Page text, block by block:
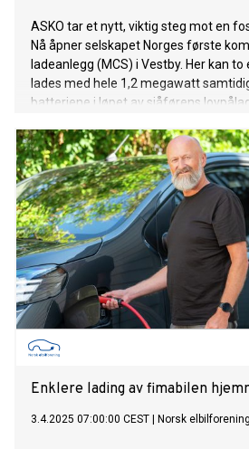
ASKO tar et nytt, viktig steg mot en
Nå åpner selskapet Norges første
ladeanlegg (MCS) i Vestby. Her kan
lades med hele 1,2 megawatt
batteriene i løpet av sjåførens
Enklere lading av fimabilen
3.4.2025 07:00:00 CEST Norsk elbilforening